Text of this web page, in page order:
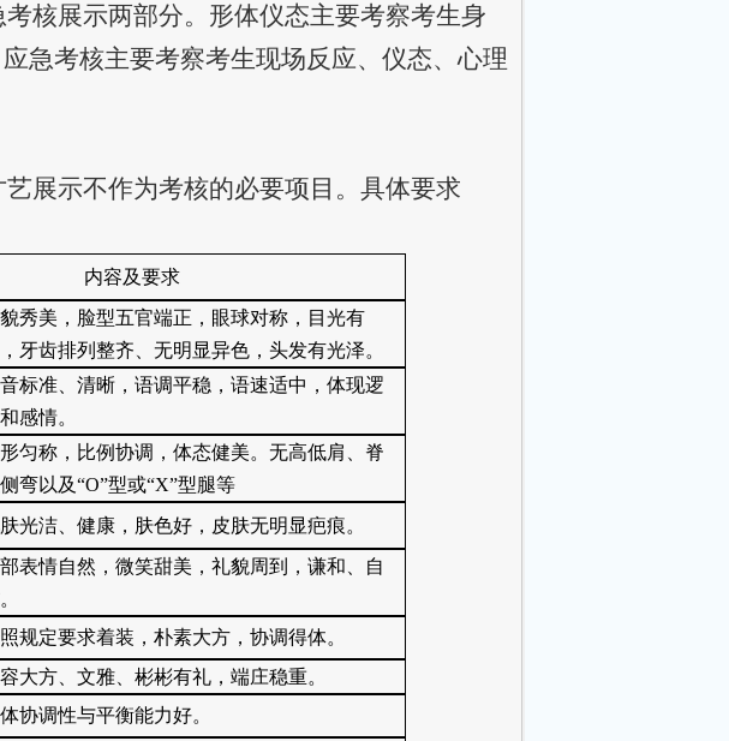
核展示两部分。形体仪态主要考察考生身
急考核主要考察考生现场反应、仪态、心理
展示不作为考核的必要项目。具体要求
内容及要求
秀美，脸型五官端正，眼球对称，目光有
牙齿排列整齐、无明显异色，头发有光泽。
标准、清晰，语调平稳，语速适中，体现逻
感情。
匀称，比例协调，体态健美。无高低肩、脊
弯以及“O”型或“X”型腿等
光洁、健康，肤色好，皮肤无明显疤痕。
表情自然，微笑甜美，礼貌周到，谦和、自
规定要求着装，朴素大方，协调得体。
大方、文雅、彬彬有礼，端庄稳重。
协调性与平衡能力好。